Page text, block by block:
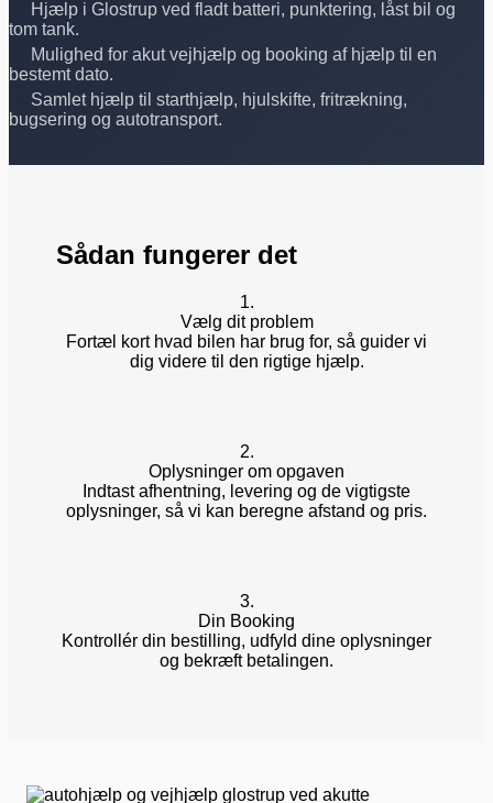
Hjælp i Glostrup ved fladt batteri, punktering, låst bil og
tom tank.
Mulighed for akut vejhjælp og booking af hjælp til en
bestemt dato.
Samlet hjælp til starthjælp, hjulskifte, fritrækning,
bugsering og autotransport.
Sådan fungerer det
1.
Vælg dit problem
Fortæl kort hvad bilen har brug for, så guider vi
dig videre til den rigtige hjælp.
2.
Oplysninger om opgaven
Indtast afhentning, levering og de vigtigste
oplysninger, så vi kan beregne afstand og pris.
3.
Din Booking
Kontrollér din bestilling, udfyld dine oplysninger
og bekræft betalingen.